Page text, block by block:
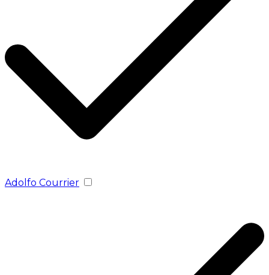
Adolfo Courrier